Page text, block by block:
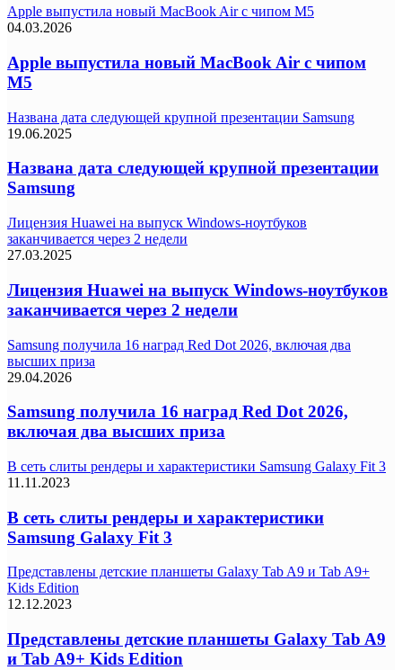
Apple выпустила новый MacBook Air с чипом M5
04.03.2026
Apple выпустила новый MacBook Air с чипом
M5
Названа дата следующей крупной презентации Samsung
19.06.2025
Названа дата следующей крупной презентации
Samsung
Лицензия Huawei на выпуск Windows-ноутбуков
заканчивается через 2 недели
27.03.2025
Лицензия Huawei на выпуск Windows-ноутбуков
заканчивается через 2 недели
Samsung получила 16 наград Red Dot 2026, включая два
высших приза
29.04.2026
Samsung получила 16 наград Red Dot 2026,
включая два высших приза
В сеть слиты рендеры и характеристики Samsung Galaxy Fit 3
11.11.2023
В сеть слиты рендеры и характеристики
Samsung Galaxy Fit 3
Представлены детские планшеты Galaxy Tab A9 и Tab A9+
Kids Edition
12.12.2023
Представлены детские планшеты Galaxy Tab A9
и Tab A9+ Kids Edition